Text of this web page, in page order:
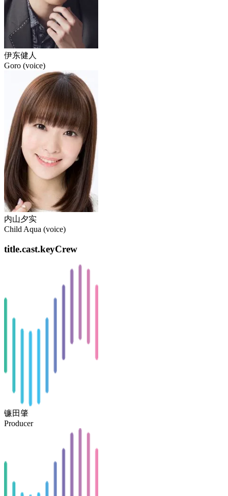
伊东健人
Goro (voice)
内山夕实
Child Aqua (voice)
title.cast.keyCrew
镰田肇
Producer